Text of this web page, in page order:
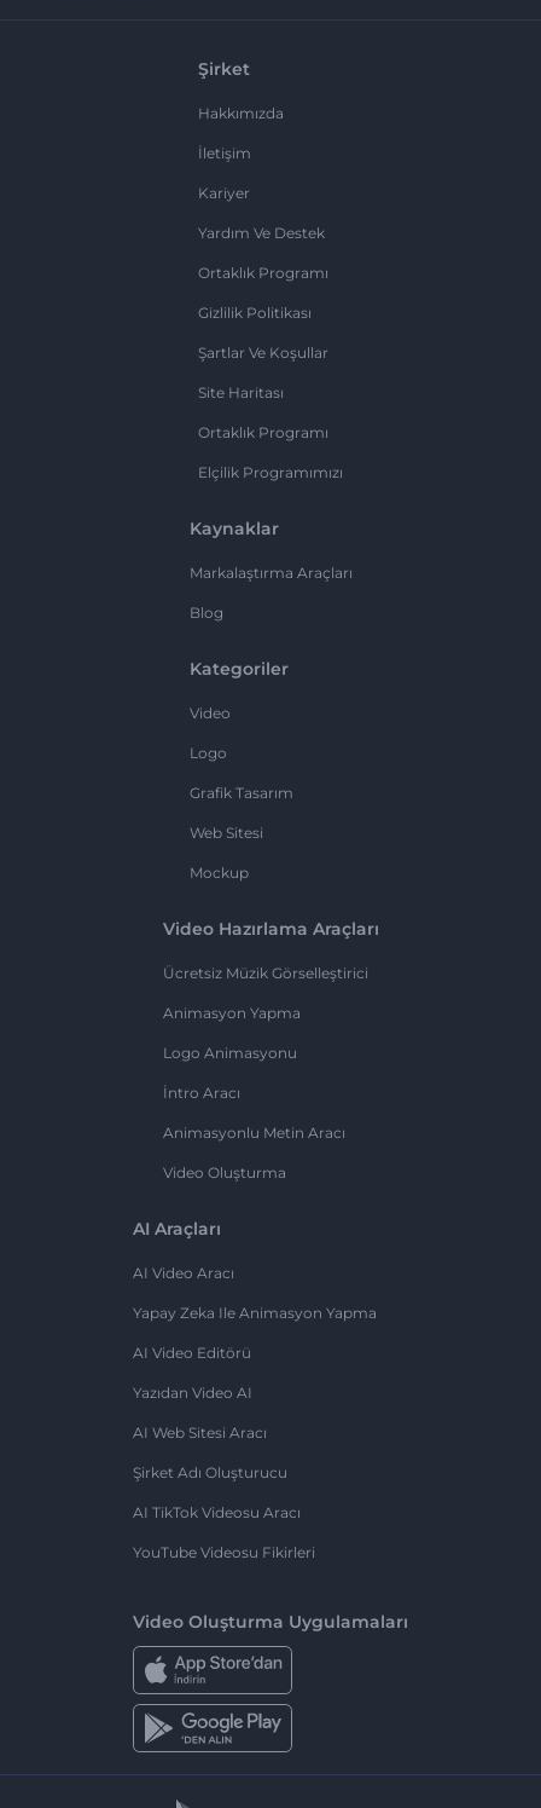
Şirket
Hakkımızda
İletişim
Kariyer
Yardım Ve Destek
Ortaklık Programı
Gizlilik Politikası
Şartlar Ve Koşullar
Site Haritası
Ortaklık Programı
Elçilik Programımızı
Kaynaklar
Markalaştırma Araçları
Blog
Kategoriler
Video
Logo
Grafik Tasarım
Web Sitesi
Mockup
Video Hazırlama Araçları
Ücretsiz Müzik Görselleştirici
Animasyon Yapma
Logo Animasyonu
İntro Aracı
Animasyonlu Metin Aracı
Video Oluşturma
AI Araçları
AI Video Aracı
Yapay Zeka Ile Animasyon Yapma
AI Video Editörü
Yazıdan Video AI
AI Web Sitesi Aracı
Şirket Adı Oluşturucu
AI TikTok Videosu Aracı
YouTube Videosu Fikirleri
Video Oluşturma Uygulamaları